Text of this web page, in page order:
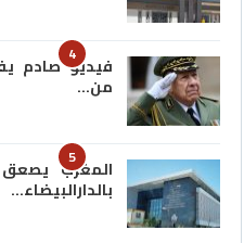
4
فيديو صادم
من…
5
المغرب يصعق
بالدارالبيضاء…